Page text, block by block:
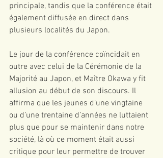
principale, tandis que la conférence était
également diffusée en direct dans
plusieurs localités du Japon.
Le jour de la conférence coïncidait en
outre avec celui de la Cérémonie de la
Majorité au Japon, et Maître Okawa y fit
allusion au début de son discours. Il
affirma que les jeunes d’une vingtaine
ou d’une trentaine d’années ne luttaient
plus que pour se maintenir dans notre
société, là où ce moment était aussi
critique pour leur permettre de trouver